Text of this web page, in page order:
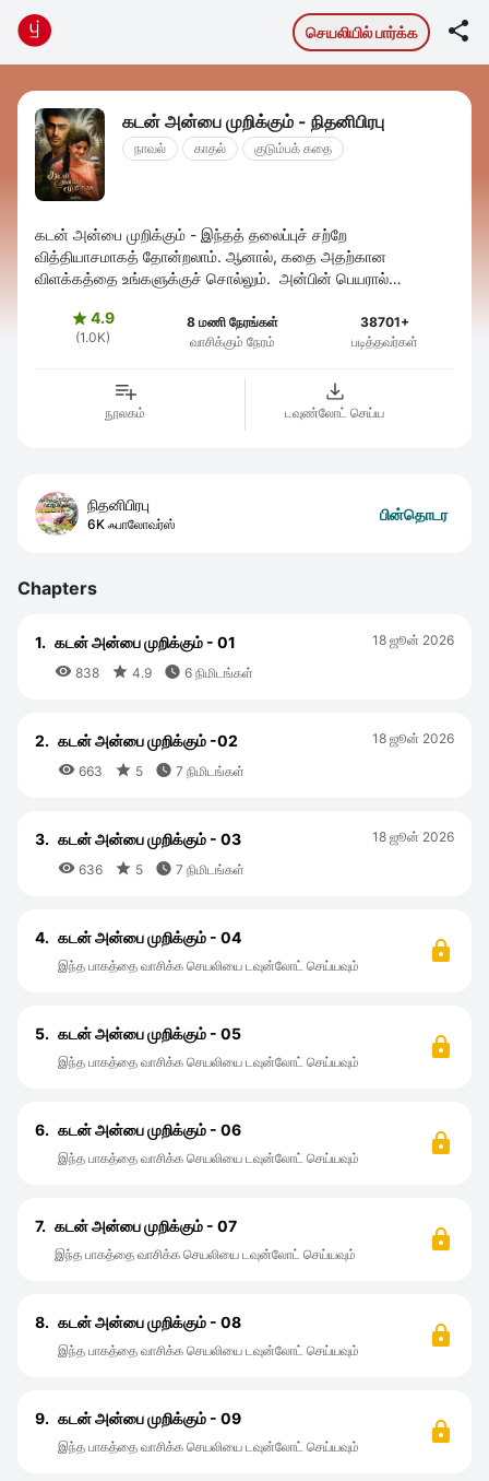
செயலியில் பார்க்க 
கடன் அன்பை முறிக்கும் - நிதனிபிரபு
நாவல் காதல் குடும்பக் கதை
கடன் அன்பை முறிக்கும் - இந்தத் தலைப்புச் சற்றே
வித்தியாசமாகத் தோன்றலாம். ஆனால், கதை அதற்கான
விளக்கத்தை உங்களுக்குச் சொல்லும். அன்பின் பெயரால்
4.9
(1.0K)
8 மணி நேரங்கள்
வாசிக்கும் நேரம்
38701+
படித்தவர்கள்
நூலகம் டவுண்லோட் செய்ய
நிதனிபிரபு
6K ஃபாலோவர்ஸ்
பின்தொடர
Chapters
1. கடன் அன்பை முறிக்கும் - 01
 838  4.9  6 நிமிடங்கள்
18 ஜூன் 2026
2. கடன் அன்பை முறிக்கும் -02
 663  5  7 நிமிடங்கள்
18 ஜூன் 2026
3. கடன் அன்பை முறிக்கும் - 03
 636  5  7 நிமிடங்கள்
18 ஜூன் 2026
4. கடன் அன்பை முறிக்கும் - 04
இந்த பாகத்தை வாசிக்க செயலியை டவுன்லோட் செய்யவும்
5. கடன் அன்பை முறிக்கும் - 05
இந்த பாகத்தை வாசிக்க செயலியை டவுன்லோட் செய்யவும்
6. கடன் அன்பை முறிக்கும் - 06
இந்த பாகத்தை வாசிக்க செயலியை டவுன்லோட் செய்யவும்
7. கடன் அன்பை முறிக்கும் - 07
இந்த பாகத்தை வாசிக்க செயலியை டவுன்லோட் செய்யவும்
8. கடன் அன்பை முறிக்கும் - 08
இந்த பாகத்தை வாசிக்க செயலியை டவுன்லோட் செய்யவும்
9. கடன் அன்பை முறிக்கும் - 09
இந்த பாகத்தை வாசிக்க செயலியை டவுன்லோட் செய்யவும்